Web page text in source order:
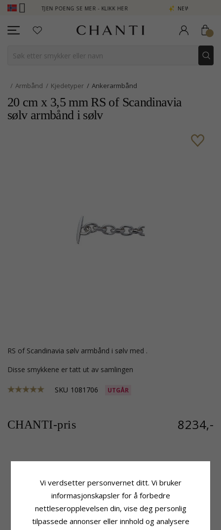
- TJEN POENG SE MER - KLIKK HER NEW COLLECTION |
Armbånd Kjedetyper Ankerarmbånd
20 cm x 3,5 mm RS of Scandinavia
sølv armbånd i sølv
RS of Scandinavia sølv armbånd i sølv med .
Disse smykkene er tatt ut av samlingen
SKU 1081706 UTGÅR
CHANTI-pris 8234,-
RS Of Scandinavia
Sølv
Armbånd
Edelmetall: Sølv
Leveringstid:10 Virkedager
Vi verdsetter personvernet ditt. Vi bruker
informasjonskapsler for å forbedre
nettleseropplevelsen din, vise deg personlig
tilpassede annonser eller innhold og analysere